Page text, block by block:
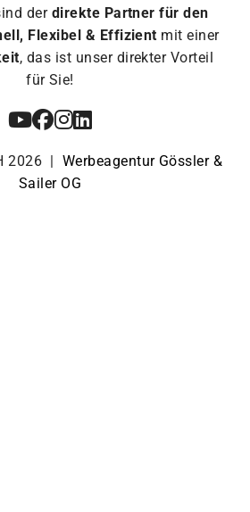
der direkte Partner für den
Flexibel & Effizient mit einer
, das ist unser direkter Vorteil
für Sie!
2026 | Werbeagentur Gössler &
Sailer OG